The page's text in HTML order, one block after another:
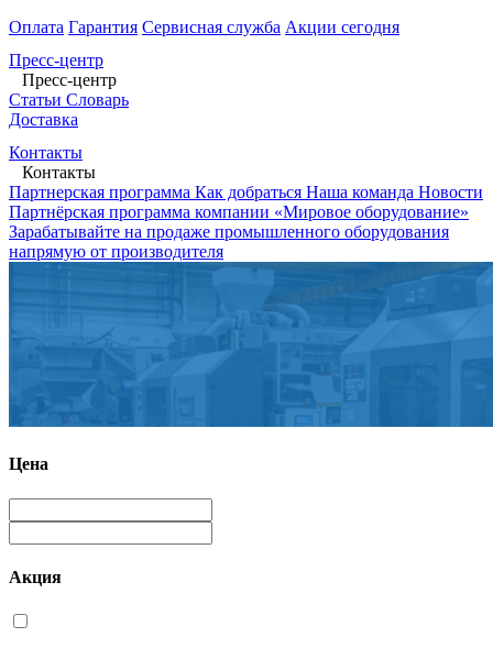
Оплата Гарантия Сервисная служба Акции сегодня
Пресс-центр
Пресс-центр
Статьи Словарь
Доставка
Контакты
Контакты
Партнерская программа Как добраться Наша команда Новости
Партнёрская программа компании «Мировое оборудование»
Зарабатывайте на продаже промышленного оборудования
напрямую от производителя
Цена
Акция